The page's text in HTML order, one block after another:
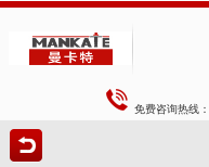
免费咨询热线：